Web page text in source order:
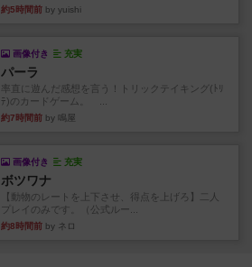
約5時間前 by yuishi
画像付き 充実
パーラ
率直に遊んだ感想を言う！トリックテイキング(ﾄﾘ
ﾃ)のカードゲーム。 ...
約7時間前 by 鳴屋
画像付き 充実
ボツワナ
【動物のレートを上下させ、得点を上げろ】二人
プレイのみです。（公式ルー...
約8時間前 by ネロ